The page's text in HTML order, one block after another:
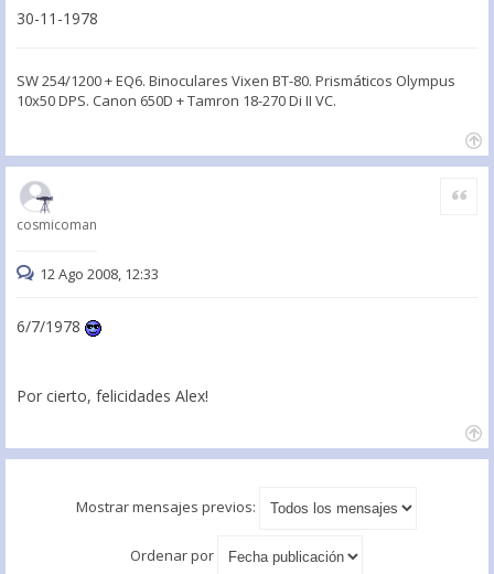
30-11-1978
SW 254/1200 + EQ6. Binoculares Vixen BT-80. Prismáticos Olympus
10x50 DPS. Canon 650D + Tamron 18-270 Di II VC.
cosmicoman
Citar
12 Ago 2008, 12:33
6/7/1978
Por cierto, felicidades Alex!
Mostrar mensajes previos:
Ordenar por